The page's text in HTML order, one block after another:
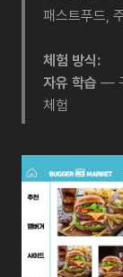
패스트푸드,
체험 방식:
자유 학습 —
체험